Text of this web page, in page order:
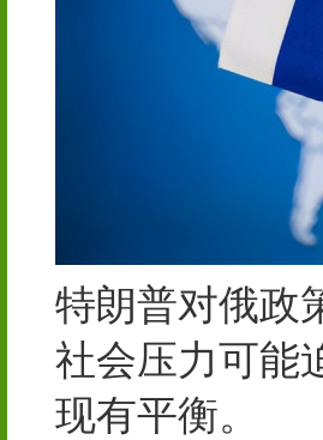
特朗普对俄政
社会压力可能
现有平衡。